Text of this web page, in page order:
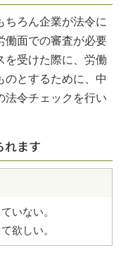
ちろん企業が法令に
働面での審査が必要
を受けた際に、労働
のとするために、中
法令チェックを行い
れます
いない。
欲しい。